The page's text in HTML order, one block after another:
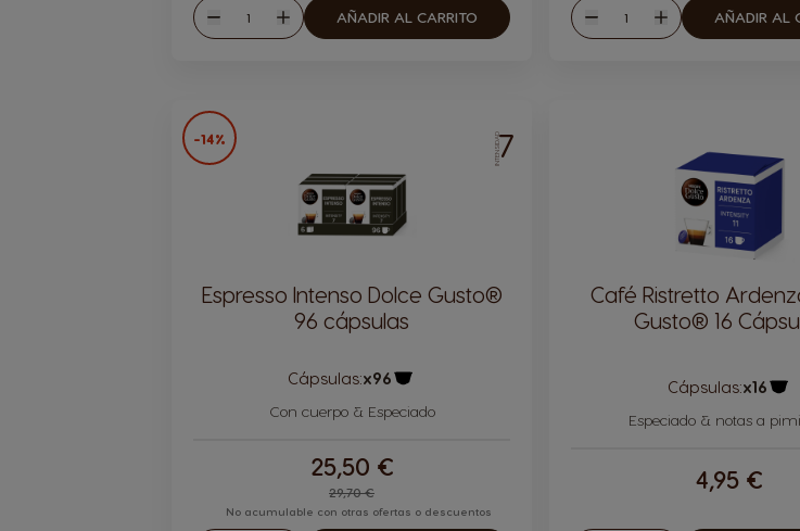
Disminuir
Cantidad
Aumentar
AÑADIR AL CARRITO
Disminuir
Cantidad
Aumentar
AÑADIR AL
-14% INTENSIDAD7
Espresso Intenso Dolce Gusto®
96 cápsulas
Cápsulas:x96
Con cuerpo & Especiado
Regular Price
29,70 €
25,50 €
No acumulable con otras ofertas o descuentos
Café Ristretto
Gusto® 16
Cápsulas:x16
Especiado & notas a
4,95 €